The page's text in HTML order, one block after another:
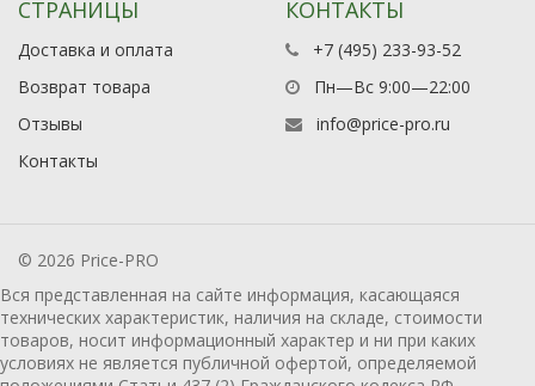
СТРАНИЦЫ
Доставка и оплата
Возврат товара
Отзывы
Контакты
КОНТАКТЫ
+7 (495) 233-93-52
Пн—Вс 9:00—22:00
info@price-pro.ru
© 2026 Price-PRO
Вся представленная на сайте информация, касающаяся
технических характеристик, наличия на складе, стоимости
товаров, носит информационный характер и ни при каких
условиях не является публичной офертой, определяемой